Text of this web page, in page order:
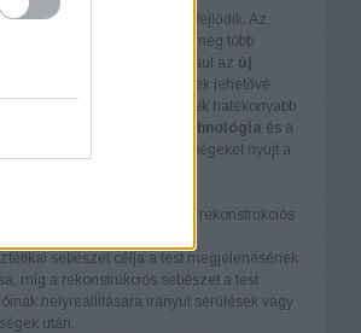
sebészet folyamatosan fejlődik. Az
években valószínűleg még több
találkozunk, mint például az új
használata, amelyek lehetővé
a test természetes szöveteinek hatékonyabb
géntechnológia és a
is izgalmas lehetőségeket nyújt a
a különbség az esztétikai és a rekonstrukciós
sebészet célja a test megjelenésének
míg a rekonstrukciós sebészet a test
helyreállítására irányul sérülések vagy
után.